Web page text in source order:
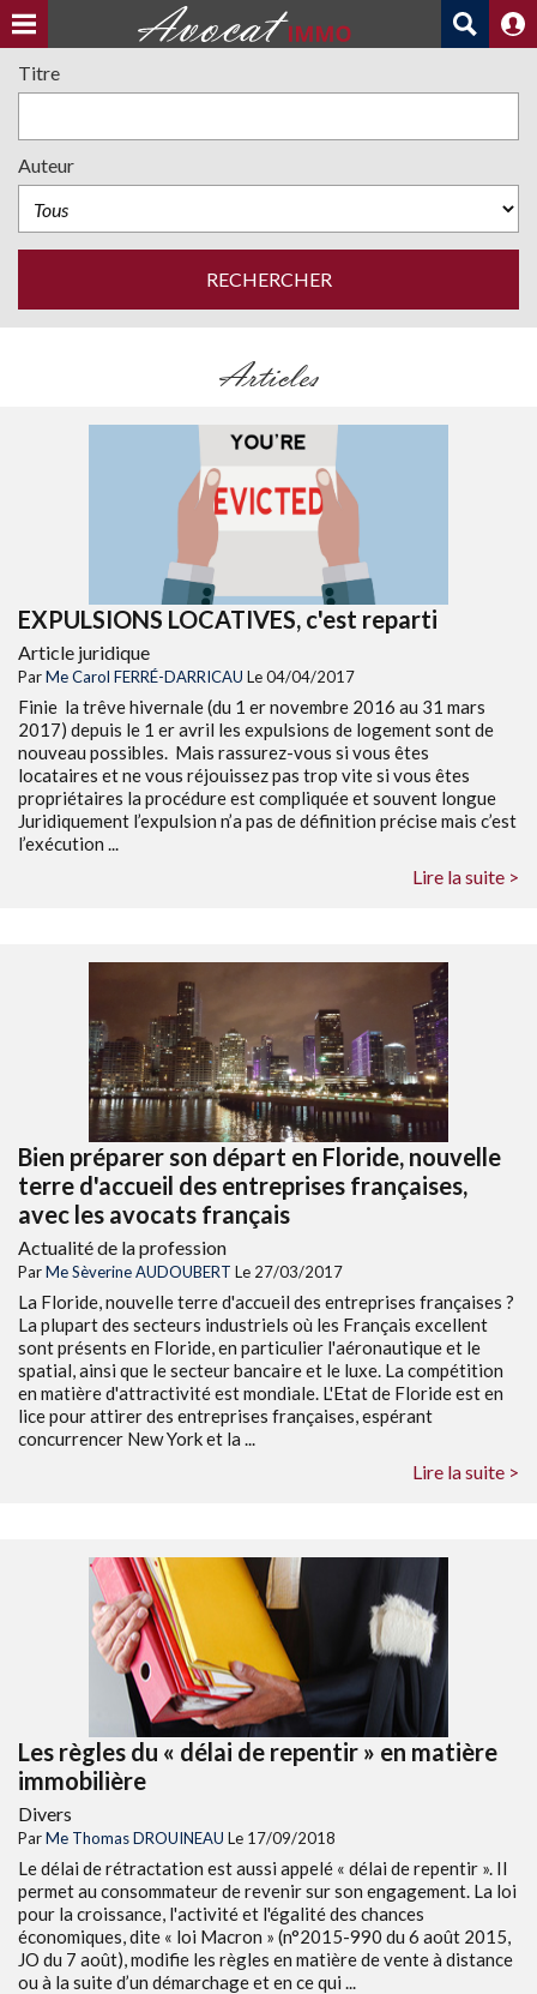
Titre
Auteur
Articles
EXPULSIONS LOCATIVES, c'est reparti
Article juridique
ParMe Carol FERRÉ-DARRICAU Le 04/04/2017
Finie la trêve hivernale (du 1 er novembre 2016 au 31 mars
2017) depuis le 1 er avril les expulsions de logement sont de
nouveau possibles. Mais rassurez-vous si vous êtes
locataires et ne vous réjouissez pas trop vite si vous êtes
propriétaires la procédure est compliquée et souvent longue
Juridiquement l’expulsion n’a pas de définition précise mais c’est
l’exécution ...
Lire la suite >
Bien préparer son départ en Floride, nouvelle
terre d'accueil des entreprises françaises,
avec les avocats français
Actualité de la profession
ParMe Sèverine AUDOUBERT Le 27/03/2017
La Floride, nouvelle terre d'accueil des entreprises françaises ?
La plupart des secteurs industriels où les Français excellent
sont présents en Floride, en particulier l'aéronautique et le
spatial, ainsi que le secteur bancaire et le luxe. La compétition
en matière d'attractivité est mondiale. L'Etat de Floride est en
lice pour attirer des entreprises françaises, espérant
concurrencer New York et la ...
Lire la suite >
Les règles du « délai de repentir » en matière
immobilière
Divers
ParMe Thomas DROUINEAU Le 17/09/2018
Le délai de rétractation est aussi appelé « délai de repentir ». Il
permet au consommateur de revenir sur son engagement. La loi
pour la croissance, l'activité et l'égalité des chances
économiques, dite « loi Macron » (n°2015-990 du 6 août 2015,
JO du 7 août), modifie les règles en matière de vente à distance
ou à la suite d’un démarchage et en ce qui ...